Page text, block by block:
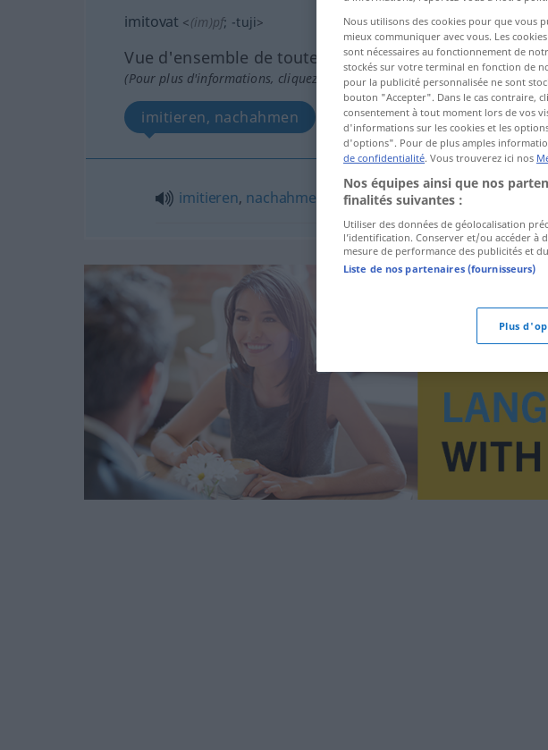
imitovat <(im)pf; -tuji>
Vue d'ensemble de toutes les traductions
(Pour plus d'informations, cliquez sur/touchez la traduction)
imitieren, nachahmen
imitieren, nachahmen
Nous utilisons des cookies pour que vous
mieux communiquer avec vous. Les
sont nécessaires au fonctionnement de
stockés sur votre terminal en fonction de
pour la publicité personnalisée ne sont
bouton "Accepter". Dans le cas contraire,
consentement à tout moment lors de vos
d'informations sur les cookies et les
d'options". Pour de plus amples
de confidentialité. Vous trouverez ici nos
Nos équipes ainsi que nos
finalités suivantes :
Utiliser des données de géolocalisation
l’identification. Conserver et/ou accéder à
mesure de performance des publicités et
Liste de nos partenaires (fournisseurs)
Plus